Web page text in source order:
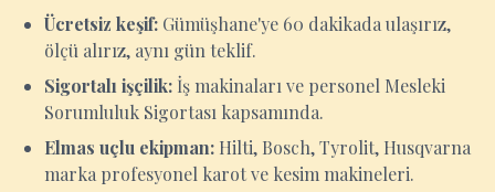
Ücretsiz keşif: Gümüşhane'ye 60 dakikada ulaşırız,
ölçü alırız, aynı gün teklif.
Sigortalı işçilik: İş makinaları ve personel Mesleki
Sorumluluk Sigortası kapsamında.
Elmas uçlu ekipman: Hilti, Bosch, Tyrolit, Husqvarna
marka profesyonel karot ve kesim makineleri.